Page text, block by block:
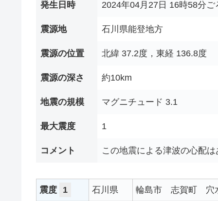
発生日時 2024年04月27日 16時58分ご
震源地 石川県能登地方
震源の位置 北緯 37.2度，東経 136.8度
震源の深さ 約10km
地震の規模 マグニチュード 3.1
最大震度 1
コメント この地震による津波の心配
震度 1 石川県 輪島市 志賀町 穴